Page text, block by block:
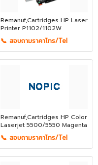
Remanuf,Cartridges HP Laser
Printer P1102/1102W
📞 สอบถามราคาโทร/Tel
Remanuf,Cartridges HP Color
Laserjet 5500/5550 Magenta
📞 สอบถามราคาโทร/Tel